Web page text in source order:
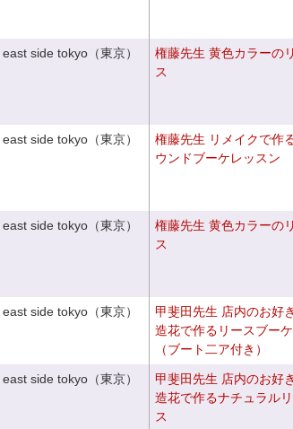
east side tokyo（東京）
権藤先生 黄色カラーの
ス
east side tokyo（東京）
権藤先生 リメイクで作
ウンドブーケレッスン
east side tokyo（東京）
権藤先生 黄色カラーの
ス
east side tokyo（東京）
甲斐田先生 店内のお好
造花で作るリースブーケ
（ブート二ア付き）
east side tokyo（東京）
甲斐田先生 店内のお好
造花で作るナチュラル
ス